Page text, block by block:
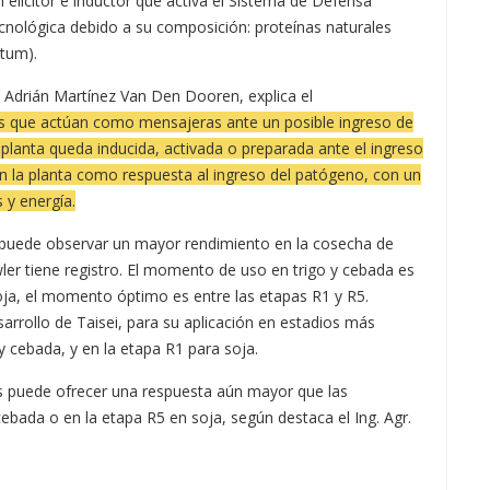
debido a su composición: proteínas naturales
Martínez Van Den Dooren, explica el
actúan como mensajeras ante un posible ingreso de
queda inducida, activada o preparada ante el ingreso
la planta como respuesta al ingreso del patógeno, con un
energía.
observar un mayor rendimiento en la cosecha de
tiene registro. El momento de uso en trigo y cebada es
el momento óptimo es entre las etapas R1 y R5.
de Taisei, para su aplicación en estadios más
y en la etapa R1 para soja.
ofrecer una respuesta aún mayor que las
o en la etapa R5 en soja, según destaca el Ing. Agr.